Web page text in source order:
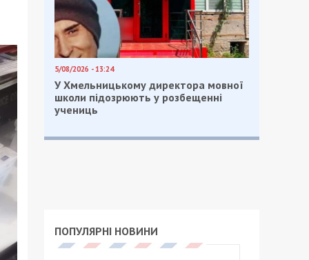
5/08/2026 - 13:24
У Хмельницькому директора мовної
школи підозрюють у розбещенні
учениць
ПОПУЛЯРНІ НОВИНИ